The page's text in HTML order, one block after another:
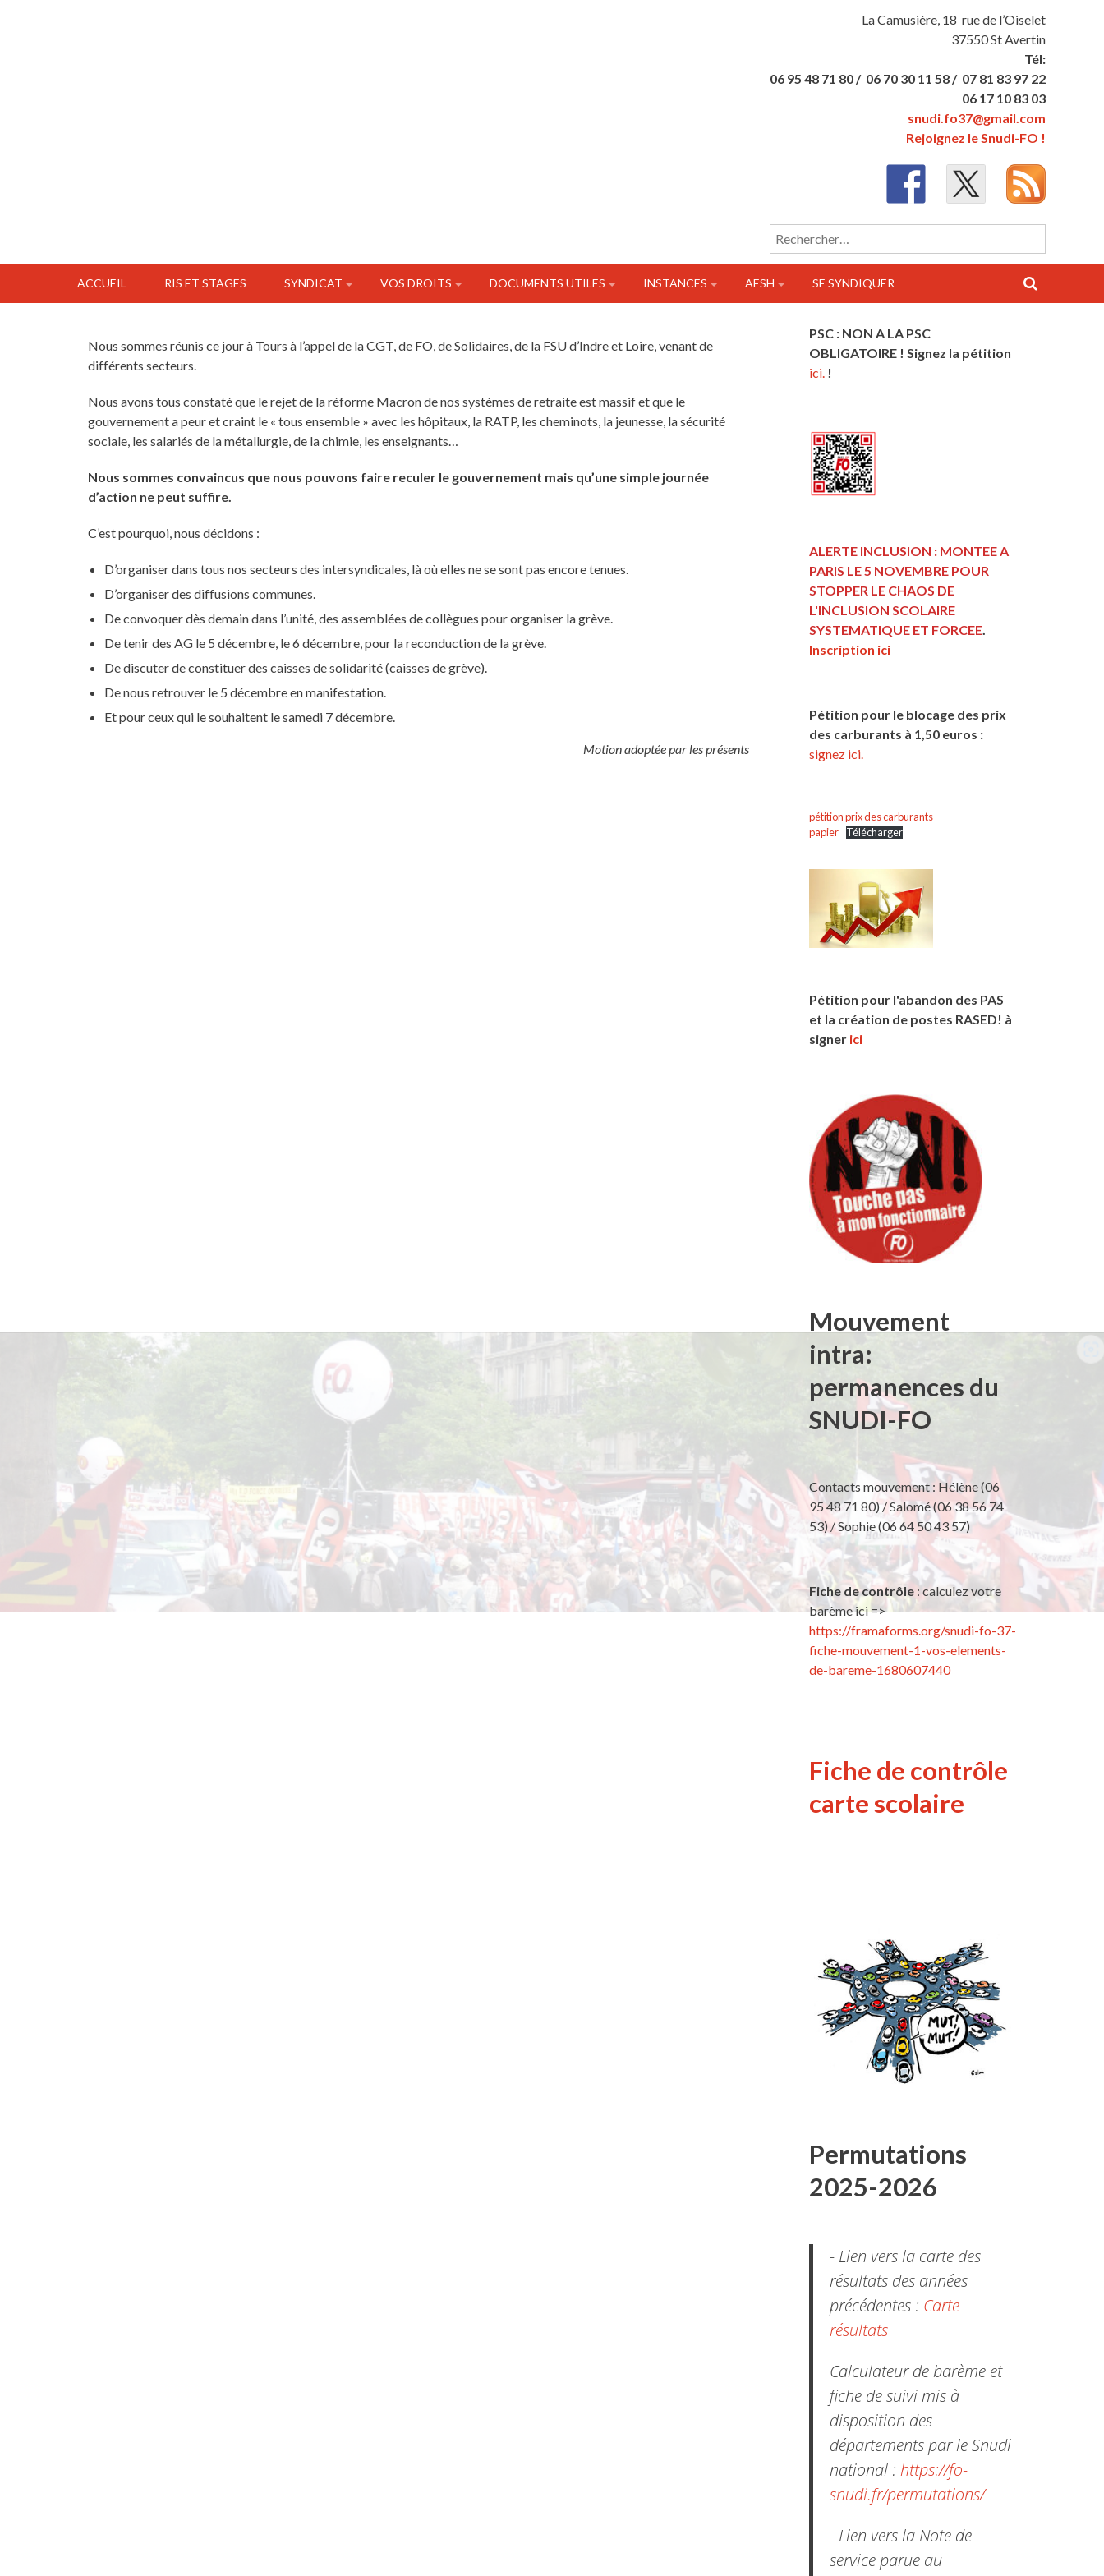
La Camusière, 18 rue de l’Oiselet
37550 St Avertin
Tél:
06 95 48 71 80 / 06 70 30 11 58 / 07 81 83 97 22
06 17 10 83 03
snudi.fo37@gmail.com
Rejoignez le Snudi-FO !
Rechercher :
ACCUEIL RIS ET STAGES SYNDICAT VOS DROITS DOCUMENTS UTILES INSTANCES AESH SE SYNDIQUER
Nous sommes réunis ce jour à Tours à l’appel de la CGT, de FO, de Solidaires, de la FSU d’Indre et Loire, venant de
différents secteurs.
Nous avons tous constaté que le rejet de la réforme Macron de nos systèmes de retraite est massif et que le
gouvernement a peur et craint le « tous ensemble » avec les hôpitaux, la RATP, les cheminots, la jeunesse, la sécurité
sociale, les salariés de la métallurgie, de la chimie, les enseignants…
Nous sommes convaincus que nous pouvons faire reculer le gouvernement mais qu’une simple journée
d’action ne peut suffire.
C’est pourquoi, nous décidons :
D’organiser dans tous nos secteurs des intersyndicales, là où elles ne se sont pas encore tenues.
D’organiser des diffusions communes.
De convoquer dès demain dans l’unité, des assemblées de collègues pour organiser la grève.
De tenir des AG le 5 décembre, le 6 décembre, pour la reconduction de la grève.
De discuter de constituer des caisses de solidarité (caisses de grève).
De nous retrouver le 5 décembre en manifestation.
Et pour ceux qui le souhaitent le samedi 7 décembre.
Motion adoptée par les présents
PSC : NON A LA PSC
OBLIGATOIRE ! Signez la pétition
ici. !
ALERTE INCLUSION : MONTEE A
PARIS LE 5 NOVEMBRE POUR
STOPPER LE CHAOS DE
L'INCLUSION SCOLAIRE
SYSTEMATIQUE ET FORCEE.
Inscription ici
Pétition pour le blocage des prix
des carburants à 1,50 euros :
signez ici.
pétition prix des carburants
papier
Télécharger
Pétition pour l'abandon des PAS
et la création de postes RASED! à
signer ici
Mouvement
intra:
permanences du
SNUDI-FO
Contacts mouvement : Hélène (06
95 48 71 80) / Salomé (06 38 56 74
53) / Sophie (06 64 50 43 57)
Fiche de contrôle: calculez votre
barème ici =>
https://framaforms.org/snudi-fo-37-
fiche-mouvement-1-vos-elements-
de-bareme-1680607440
Fiche de contrôle
carte scolaire
Permutations
2025-2026
- Lien vers la carte des
résultats des années
précédentes : Carte
résultats
Calculateur de barème et
fiche de suivi mis à
disposition des
départements par le Snudi
national : https://fo-
snudi.fr/permutations/
- Lien vers la Note de
service parue au